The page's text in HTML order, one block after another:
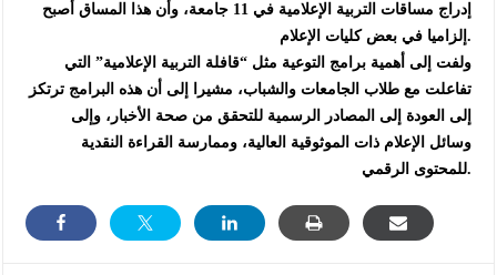
إدراج مساقات التربية الإعلامية في 11 جامعة، وأن هذا المساق أصبح
إلزاميا في بعض كليات الإعلام.
ولفت إلى أهمية برامج التوعية مثل “قافلة التربية الإعلامية” التي
تفاعلت مع طلاب الجامعات والشباب، مشيرا إلى أن هذه البرامج ترتكز
إلى العودة إلى المصادر الرسمية للتحقق من صحة الأخبار، وإلى
وسائل الإعلام ذات الموثوقية العالية، وممارسة القراءة النقدية
للمحتوى الرقمي.